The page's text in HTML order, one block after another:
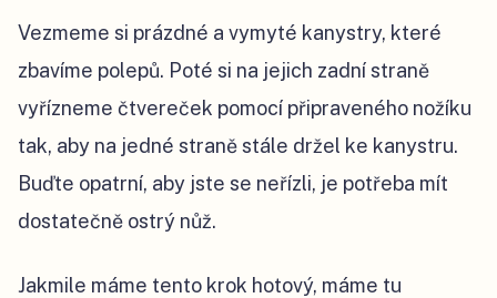
Vezmeme si prázdné a vymyté kanystry, které
zbavíme polepů. Poté si na jejich zadní straně
vyřízneme čtvereček pomocí připraveného nožíku
tak, aby na jedné straně stále držel ke kanystru.
Buďte opatrní, aby jste se neřízli, je potřeba mít
dostatečně ostrý nůž.
Jakmile máme tento krok hotový, máme tu